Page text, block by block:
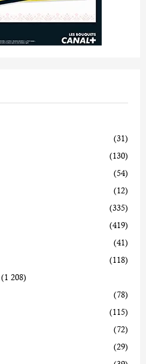
(31)
(130)
(54)
(12)
(335)
(419)
(41)
(118)
(1 208)
(78)
(115)
(72)
(29)